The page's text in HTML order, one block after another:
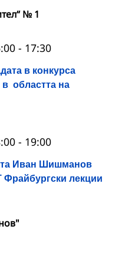
№ 1
в конкурса
областта на
- 17:30
Иван Шишманов
лекции
- 19:00